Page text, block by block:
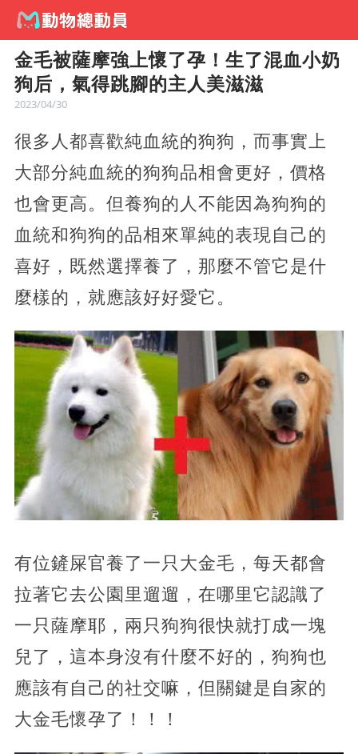
金毛被薩摩強上懷了孕！生了混血小奶
狗后，氣得跳腳的主人美滋滋
2023/04/30
很多人都喜歡純血統的狗狗，而事實上
大部分純血統的狗狗品相會更好，價格
也會更高。但養狗的人不能因為狗狗的
血統和狗狗的品相來單純的表現自己的
喜好，既然選擇養了，那麼不管它是什
麼樣的，就應該好好愛它。
有位鏟屎官養了一只大金毛，每天都會
拉著它去公園里遛遛，在哪里它認識了
一只薩摩耶，兩只狗狗很快就打成一塊
兒了，這本身沒有什麼不好的，狗狗也
應該有自己的社交嘛，但關鍵是自家的
大金毛懷孕了！！！